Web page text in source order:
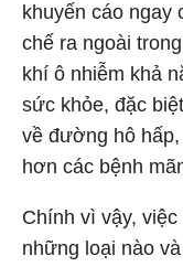
khuyến cáo ngay
chế ra ngoài
khí ô nhiễm khả
sức khỏe, đặc
về đường hô
hơn các bệnh
Chính vì vậy,
những loại nào